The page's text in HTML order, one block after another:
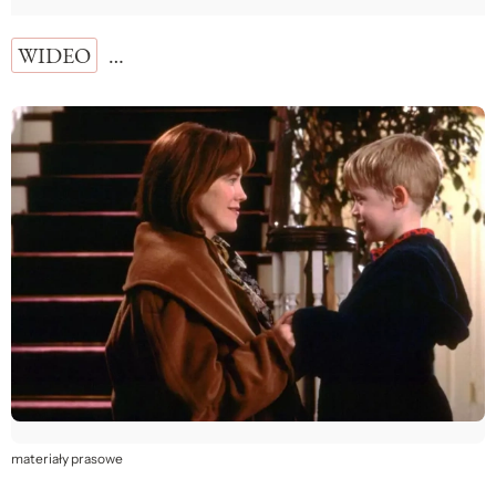
WIDEO …
materiały prasowe